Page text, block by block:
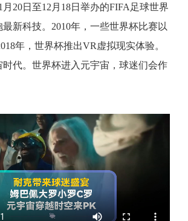
月20日至12月18日举办的FIFA足球世界
新科技。2010年，一些世界杯比赛以
年，世界杯推出VR虚拟现实体验。
代。世界杯进入元宇宙，球迷们会作